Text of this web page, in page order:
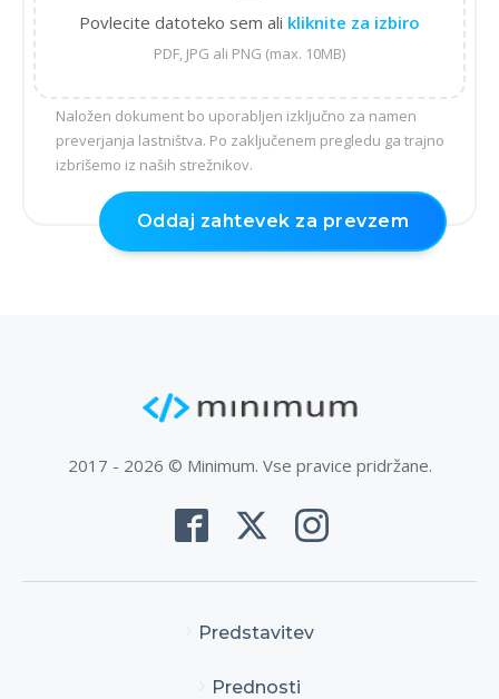
Povlecite datoteko sem ali kliknite za izbiro
PDF, JPG ali PNG (max. 10MB)
Naložen dokument bo uporabljen izključno za namen
preverjanja lastništva. Po zaključenem pregledu ga trajno
izbrišemo iz naših strežnikov.
2017 - 2026 © Minimum. Vse pravice pridržane.
Predstavitev
Prednosti